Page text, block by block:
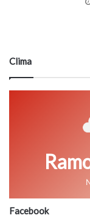
Clima
Facebook